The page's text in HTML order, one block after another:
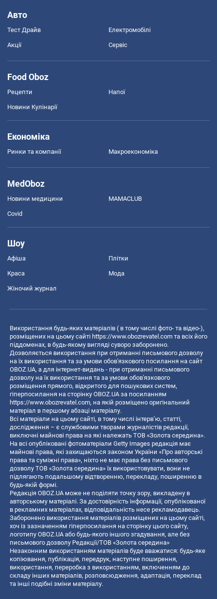
Авто
Тест Драйв Електромобілі
Акції Сервіс
Food Oboz
Рецепти Напої
Новини Кулінарії
Економіка
Ринки та компанії Макроекономіка
MedOboz
Новини медицини MAMACLUB
Covid
Шоу
Афіша Плітки
Краса Мода
Жіночий журнал
Використання будь-яких матеріалів ( в тому числі фото- та відео-),
розміщених на цьому сайті https://www.obozrevatel.com та всіх його
піддоменах, в будь-якому вигляді суворо заборонено.
Дозволяється використання при отриманні письмового дозволу
на їх використання та за умови обов'язкового посилання на сайт
OBOZ.UA, а для інтернет-видань - при отриманні письмового
дозволу на їх використання та за умови обов'язкового
розміщення прямого, відкритого для пошукових систем,
гіперпосилання на сторінку OBOZ.UA за посиланням
https://www.obozrevatel.com, на якій розміщено оригінальний
матеріал в першому абзаці матеріалу.
Всі матеріали на цьому сайті, в тому числі інтерв’ю, статті,
дослідження – є службовими творами журналістів редакції,
виключні майнові права на які належать ТОВ «Золота середина».
На всі опубліковані фотоматеріали Getty Images редакція має
майнові права, які захищаються законом України «Про авторські
права та суміжні права», ніхто не має права без письмового
дозволу ТОВ «Золота середина» їх використовувати, вони не
підлягають подальшому відтворенню, перекладу, поширенню в
будь-якій формі.
Редакція OBOZ.UA може не поділяти точку зору, викладену в
авторському матеріалі. За достовірність інформації, опублікованої
в рекламних матеріалах, відповідальність несе рекламодавець.
Заборонено використання матеріалів розміщених на цьому сайті,
хоч із зазначенням гіперпосилання на сторінку цього сайту,
логотипу OBOZ.UA або будь-якого іншого згадування, але без
письмового дозволу Редакції/ТОВ «Золота середина»
Незаконним використанням матеріалів буде вважатися: будь-яке
копiювання, публiкацiя, передрук, наступне поширення,
використання, переробка з використанням, включенням до
складу інших матеріалів, розповсюдження, адаптація, переклад
та інші подібні зміни матеріалу.